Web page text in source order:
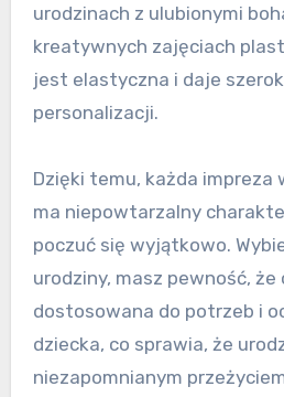
urodzinach z ulubionymi
kreatywnych zajęciach
jest elastyczna i daje
personalizacji.
Dzięki temu, każda impreza
ma niepowtarzalny
poczuć się wyjątkowo.
urodziny, masz pewność,
dostosowana do potrzeb i
dziecka, co sprawia, że
niezapomnianym